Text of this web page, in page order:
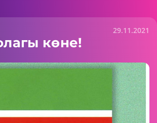
29.11.2021
көне!